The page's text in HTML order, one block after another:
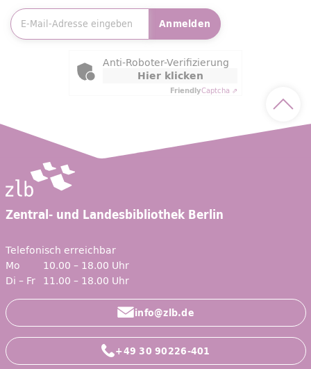
Anmelden
Friendly Captcha
Anti-Roboter-Verifizierung
Hier klicken
FriendlyCaptcha ⇗
Zentral- und Landesbibliothek Berlin
Telefonisch erreichbar
Mo
10.00 – 18.00 Uhr
Di – Fr 11.00 – 18.00 Uhr
info@zlb.de
+49 30 90226-401